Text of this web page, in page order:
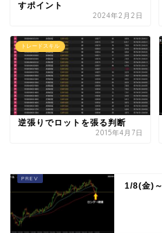
すポイント
2024年2月2日
トレードスキル
逆張りでロットを張る判断
2015年4月7日
1/8(金)